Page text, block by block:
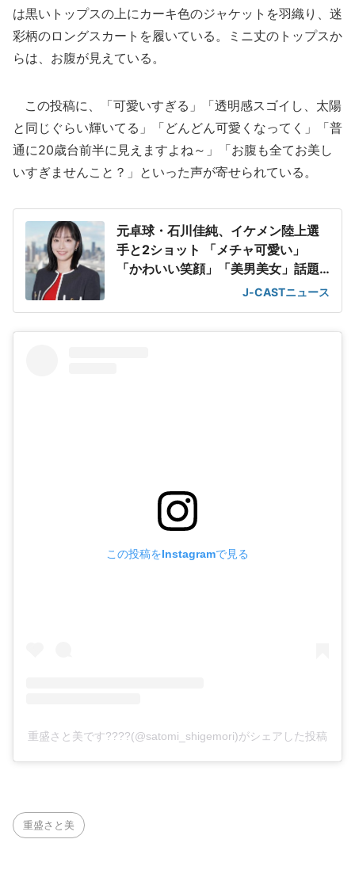
は黒いトップスの上にカーキ色のジャケットを羽織り、迷
彩柄のロングスカートを履いている。ミニ丈のトップスか
らは、お腹が見えている。
この投稿に、「可愛いすぎる」「透明感スゴイし、太陽
と同じぐらい輝いてる」「どんどん可愛くなってく」「普
通に20歳台前半に見えますよね～」「お腹も全てお美し
いすぎませんこと？」といった声が寄せられている。
元卓球・石川佳純、イケメン陸上選
手と2ショット 「メチャ可愛い」
「かわいい笑顔」「美男美女」話題
J-CASTニュース
この投稿をInstagramで見る
重盛さと美です????(@satomi_shigemori)がシェアした投稿
重盛さと美